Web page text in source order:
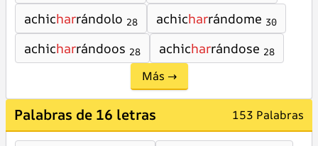
achicharrándolo 28 achicharrándome 30
achicharrándoos 28 achicharrándose 28
Más →
Palabras de 16 letras 153 Palabras